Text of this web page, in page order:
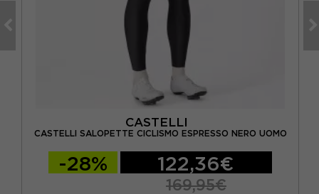
CASTELLI
CASTELLI SALOPETTE CICLISMO ESPRESSO NERO UOMO
-28% 122,36€
169,95€